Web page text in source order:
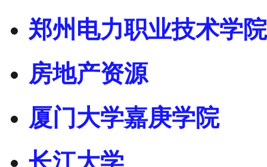
郑州电力职业技术学院
房地产资源
厦门大学嘉庚学院
长江大学